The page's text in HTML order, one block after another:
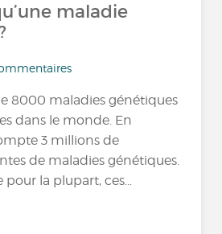
maladie
8000 maladies génétiques
dans le monde. En
3 millions de
de maladies génétiques.
la plupart, ces...